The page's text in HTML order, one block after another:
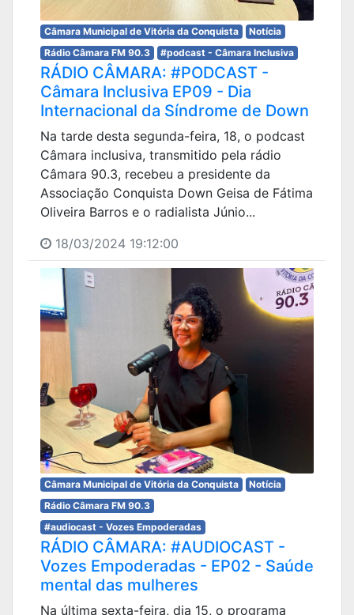
Câmara Municipal de Vitória da Conquista
Notícia
Rádio Câmara FM 90.3
#podcast - Câmara Inclusiva
RÁDIO CÂMARA: #PODCAST -
Câmara Inclusiva EP09 - Dia
Internacional da Síndrome de Down
Na tarde desta segunda-feira, 18, o podcast
Câmara inclusiva, transmitido pela rádio
Câmara 90.3, recebeu a presidente da
Associação Conquista Down Geisa de Fátima
Oliveira Barros e o radialista Júnio...
18/03/2024 19:12:00
Câmara Municipal de Vitória da Conquista
Notícia
Rádio Câmara FM 90.3
#audiocast - Vozes Empoderadas
RÁDIO CÂMARA: #AUDIOCAST -
Vozes Empoderadas - EP02 - Saúde
mental das mulheres
Na última sexta-feira, dia 15, o programa